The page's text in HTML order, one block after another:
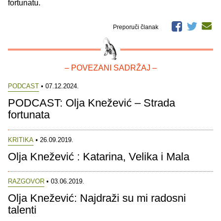
fortunatu.
Preporuči članak
– POVEZANI SADRŽAJ –
PODCAST • 07.12.2024.
PODCAST: Olja Knežević – Strada
fortunata
KRITIKA • 26.09.2019.
Olja Knežević : Katarina, Velika i Mala
RAZGOVOR • 03.06.2019.
Olja Knežević: Najdraži su mi radosni
talenti